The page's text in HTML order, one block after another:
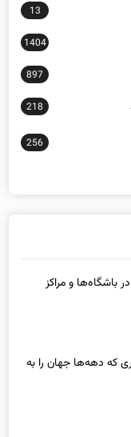
13
1404
897
218
256
و مراکز
که دهه‌ها جهان را به